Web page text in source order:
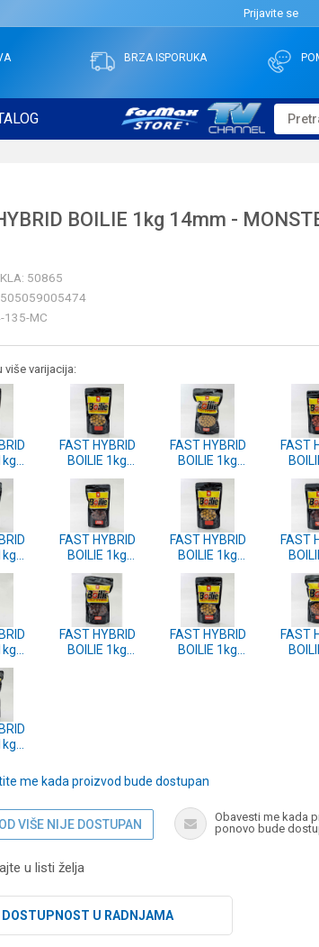
Prijavite se
BRZA ISPORUKA
BOILIE 1kg 14mm -
50865
135-MC
više varijacija:
FAST HYBRID
BOILIE 1kg
14mm - RED
HERRING
FAST HYBRID
BOILIE 1kg
14mm -
MEXICAN
HONEY
FAST
FAST HYBRID
BOILIE 1kg
14mm - ZEBRA
MUSSEL
FAST HYBRID
BOILIE 1kg
14mm -
MULLBERRY
FAST
-
FAST HYBRID
BOILIE 1kg
FAST HYBRID
BOILIE 1kg
FAST
me kada proizvod bude dostupan
VIŠE NIJE DOSTUPAN
Obavesti me kada
ponovo bude
u listi želja
DOSTUPNOST U RADNJAMA